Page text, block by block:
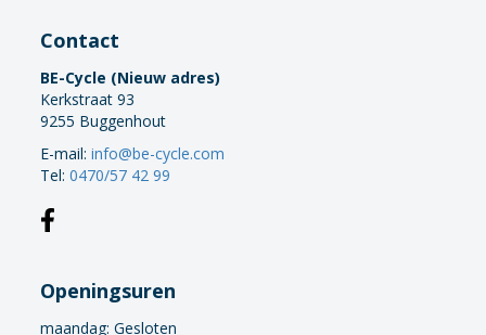
Contact
BE-Cycle (Nieuw adres)
Kerkstraat 93
9255 Buggenhout
E-mail:info@be-cycle.com
Tel:0470/57 42 99
Openingsuren
maandag:Gesloten